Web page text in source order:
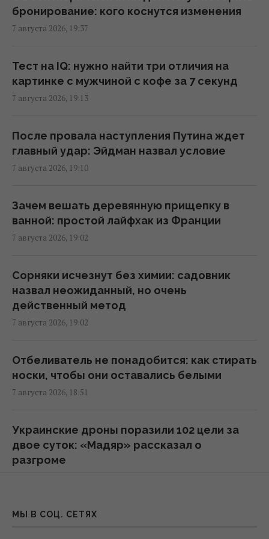
новостройках дорожают, несмотря на
падение спроса
В Херсонской области поражена база ФСБ
"Беня House": Мадяр раскрыл детали
Когда есть помидоры для полного
18:20 пятница, 07 августа 2026
проект
18:09 пятница, 07 августа 2026
18:06 пятница, 07 августа 2026
18:02 пятница, 07 августа 2026
бронирование: кого коснутся изменения
7 августа 2026, 19:37
Тест на IQ: нужно найти три отличия на
картинке с мужчиной с кофе за 7 секунд
7 августа 2026, 19:13
После провала наступления Путина ждет
главный удар: Эйдман назвал условие
7 августа 2026, 19:10
Зачем вешать деревянную прищепку в
ванной: простой лайфхак из Франции
7 августа 2026, 19:02
Сорняки исчезнут без химии: садовник
назвал неожиданный, но очень
действенный метод
7 августа 2026, 19:02
Отбеливатель не понадобится: как стирать
носки, чтобы они оставались белыми
7 августа 2026, 18:51
Украинские дроны поразили 102 цели за
двое суток: «Мадяр» рассказал о
разгроме
От гор до морей: дата рождения поможет
МЫ В СОЦ. СЕТЯХ